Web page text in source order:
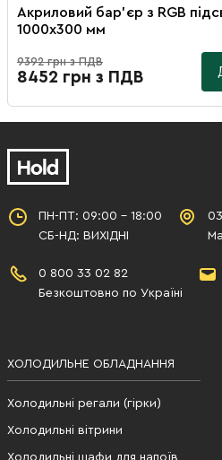
Акриловий бар’єр з RGB
1000х300 мм
9392 грн з ПДВ
8452 грн з ПДВ
ПН-ПТ: 09:00 - 18:00
СБ-НД: ВИХІДНІ
0 800 33 02 82
Безкоштовно по Україні
ХОЛОДИЛЬНЕ ОБЛАДНАННЯ
Холодильні регали (гірки)
Холодильні вітрини
Холодильні шафи для напоїв